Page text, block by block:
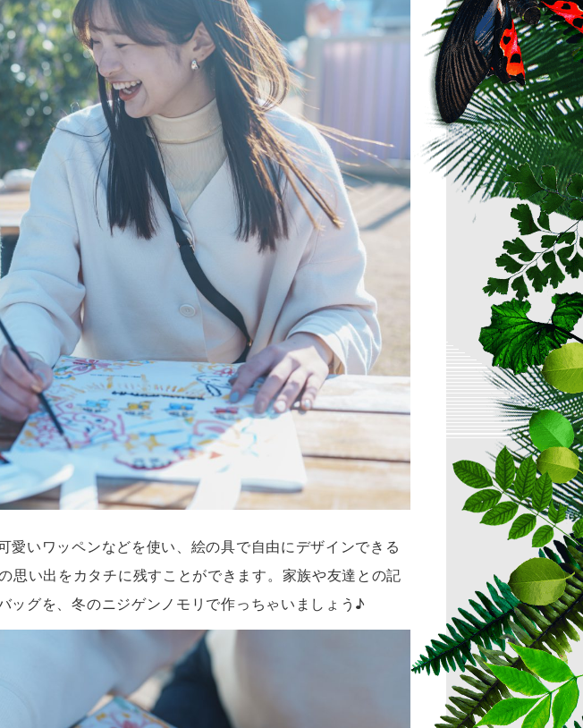
いワッペンなどを使い、絵の具で自由にデザインできる
思い出をカタチに残すことができます。家族や友達との記
ッグを、冬のニジゲンノモリで作っちゃいましょう♪